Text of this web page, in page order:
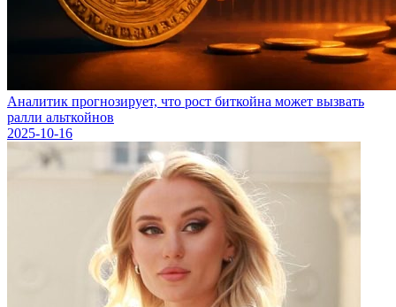
Аналитик прогнозирует, что рост биткойна может вызвать
ралли альткойнов
2025-10-16